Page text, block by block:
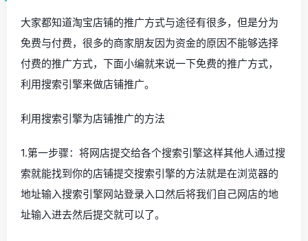
大家都知道淘宝店铺的推广方式与途径有很多，但是分为
免费与付费，很多的商家朋友因为资金的原因不能够选择
付费的推广方式，下面小编就来说一下免费的推广方式，
利用搜索引擎来做店铺推广。
利用搜索引擎为店铺推广的方法
1.第一步骤：将网店提交给各个搜索引擎这样其他人通过搜
索就能找到你的店铺提交搜索引擎的方法就是在浏览器的
地址输入搜索引擎网站登录入口然后将我们自己网店的地
址输入进去然后提交就可以了。